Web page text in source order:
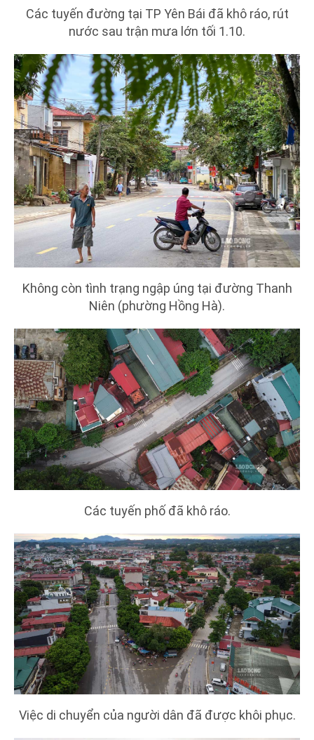
Các tuyến đường tại TP Yên Bái đã khô ráo, rút
nước sau trận mưa lớn tối 1.10.
Không còn tình trạng ngập úng tại đường Thanh
Niên (phường Hồng Hà).
Các tuyến phố đã khô ráo.
Việc di chuyển của người dân đã được khôi phục.